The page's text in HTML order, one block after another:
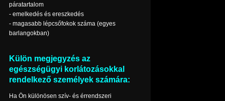
páratartalom
- emelkedés és ereszkedés
- magasabb lépcsőfokok száma (egyes
barlangokban)
Külön megjegyzés az
egészségügyi korlátozásokkal
rendelkező személyek számára:
Ha Ön különösen szív- és érrendszeri